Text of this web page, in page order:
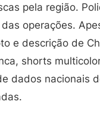
pela região.
operações.
e descrição de
shorts
dados nacionais